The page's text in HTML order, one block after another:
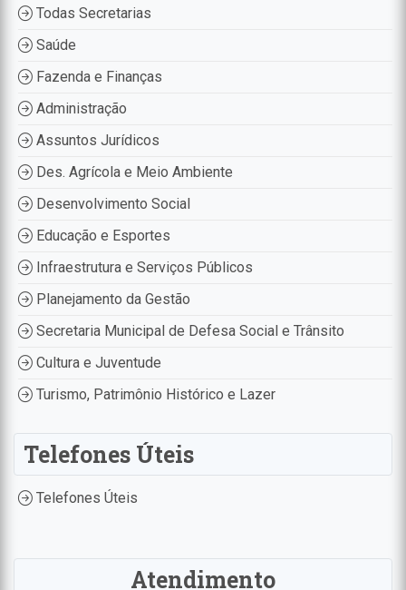
Todas Secretarias
Saúde
Fazenda e Finanças
Administração
Assuntos Jurídicos
Des. Agrícola e Meio Ambiente
Desenvolvimento Social
Educação e Esportes
Infraestrutura e Serviços Públicos
Planejamento da Gestão
Secretaria Municipal de Defesa Social e Trânsito
Cultura e Juventude
Turismo, Patrimônio Histórico e Lazer
Telefones Úteis
Telefones Úteis
Atendimento